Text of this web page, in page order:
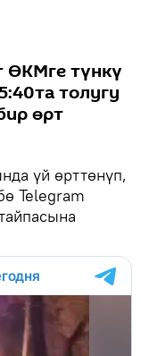
ӨКМге түнкү
толугу
өрт
үй өрттөнүп,
Telegram